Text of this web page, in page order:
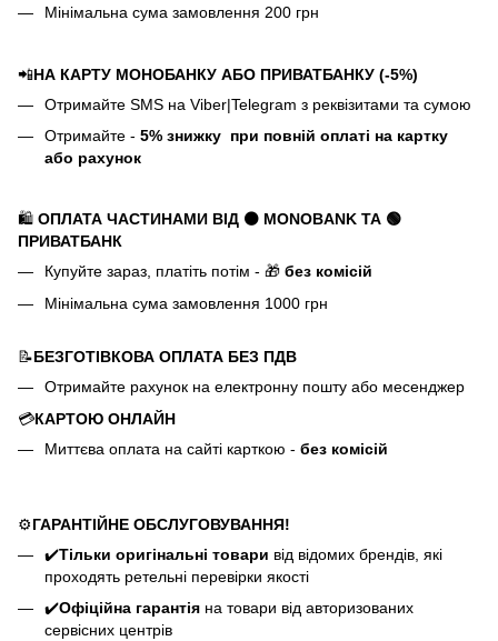
Мінімальна сума замовлення 200 грн
📲НА КАРТУ МОНОБАНКУ АБО ПРИВАТБАНКУ (-5%)
Отримайте SMS на Viber|Telegram з реквізитами та сумою
Отримайте - 5% знижку при повній оплаті на картку
або рахунок
🛍️ ОПЛАТА ЧАСТИНАМИ ВІД ⚫ MONOBANK ТА 🟢
ПРИВАТБАНК
Купуйте зараз, платіть потім - 🎁 без комісій
Мінімальна сума замовлення 1000 грн
📝БЕЗГОТІВКОВА ОПЛАТА БЕЗ ПДВ
Отримайте рахунок на електронну пошту або месенджер
💳КАРТОЮ ОНЛАЙН
Миттєва оплата на сайті карткою - без комісій
⚙️ГАРАНТІЙНЕ ОБСЛУГОВУВАННЯ!
✔️Тільки оригінальні товари від відомих брендів, які
проходять ретельні перевірки якості
✔️Офіційна гарантія на товари від авторизованих
сервісних центрів